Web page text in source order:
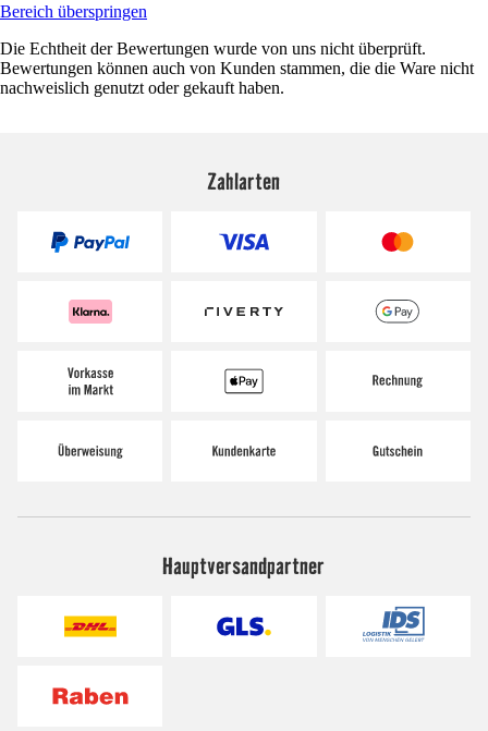
Bereich überspringen
Die Echtheit der Bewertungen wurde von uns nicht überprüft.
Bewertungen können auch von Kunden stammen, die die Ware nicht
nachweislich genutzt oder gekauft haben.
Zahlarten
Hauptversandpartner